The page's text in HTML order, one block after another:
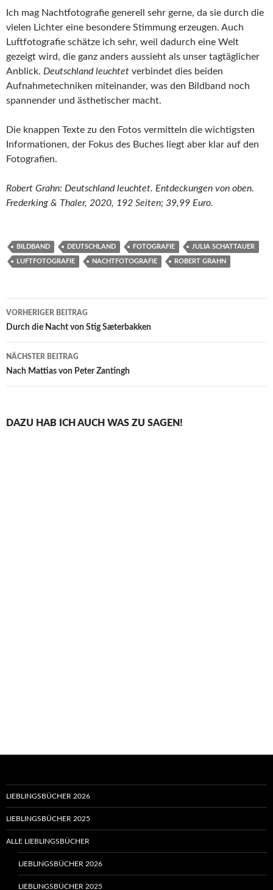
Ich mag Nachtfotografie generell sehr gerne, da sie durch die
vielen Lichter eine besondere Stimmung erzeugen. Auch
Luftfotografie schätze ich sehr, weil dadurch eine Welt
gezeigt wird, die ganz anders aussieht als unser tagtäglicher
Anblick. Deutschland leuchtet verbindet dies beiden
Aufnahmetechniken miteinander, was den Bildband noch
spannender und ästhetischer macht.
Die knappen Texte zu den Fotos vermitteln die wichtigsten
Informationen, der Fokus des Buches liegt aber klar auf den
Fotografien.
Robert Grahn: Deutschland leuchtet. Entdeckungen von oben.
Frederking & Thaler, 2020, 192 Seiten; 39,99 Euro.
BILDBAND DEUTSCHLAND FOTOGRAFIE JULIA SCHATTAUER
LUFTFOTOGRAFIE NACHTFOTOGRAFIE ROBERT GRAHN
Beitragsnavigation
VORHERIGER BEITRAG
Durch die Nacht von Stig Sæterbakken
NÄCHSTER BEITRAG
Nach Mattias von Peter Zantingh
DAZU HAB ICH AUCH WAS ZU SAGEN!
LIEBLINGSBÜCHER 2026
LIEBLINGSBÜCHER 2025
ALLE LIEBLINGSBÜCHER
LIEBLINGSBÜCHER 2026
LIEBLINGSBÜCHER 2025